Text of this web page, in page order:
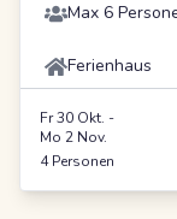
Max 6
Ferienhaus
Fr 30 Okt. -
Mo 2 Nov.
4 Personen